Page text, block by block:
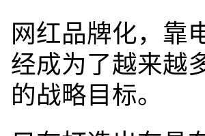
网红品牌化，靠
经成为了越来越
的战略目标。